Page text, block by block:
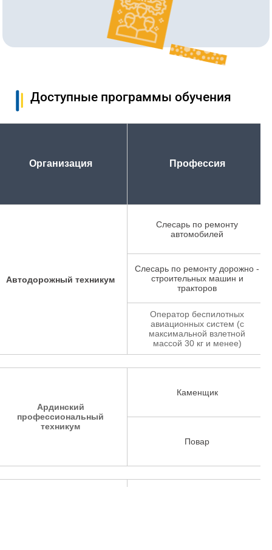
Доступные программы обучения
Организация Профессия
Автодорожный техникум
Слесарь по ремонту
автомобилей
Слесарь по ремонту дорожно -
строительных машин и
тракторов
Оператор беспилотных
авиационных систем (с
максимальной взлетной
массой 30 кг и менее)
Ардинский
профессиональный
техникум
Каменщик
Повар